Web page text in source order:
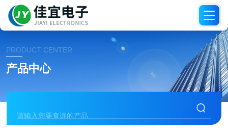
PRODUCT CENTER
产品中心